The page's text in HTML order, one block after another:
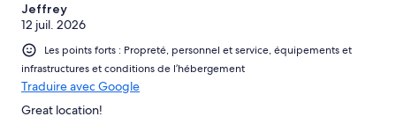
Jeffrey
12 juil. 2026
Les points forts : Propreté, personnel et service, équipements et
infrastructures et conditions de l’hébergement
Traduire avec Google
Great location!